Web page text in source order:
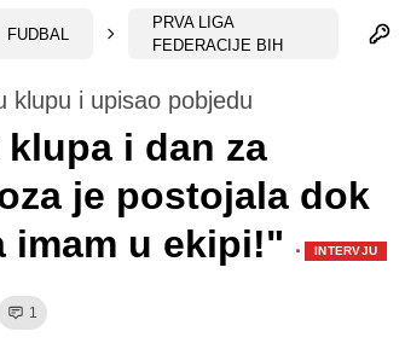
FUDBAL
PRVA LIGA
FEDERACIJE BIH
klupu i upisao pobjedu
i dan za
je postojala dok
imam u ekipi!" · INTERVJU
1